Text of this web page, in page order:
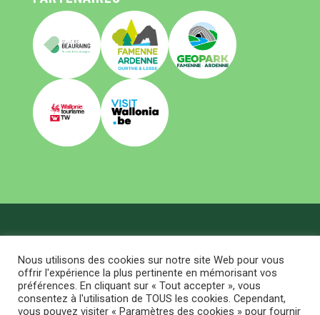
ReservedFAQ|TERMS ET GDPR
Startpagina
Visiter
Bouger
Nous utilisons des cookies sur notre site Web pour vous
offrir l'expérience la plus pertinente en mémorisant vos
préférences. En cliquant sur « Tout accepter », vous
consentez à l'utilisation de TOUS les cookies. Cependant,
vous pouvez visiter « Paramètres des cookies » pour fournir